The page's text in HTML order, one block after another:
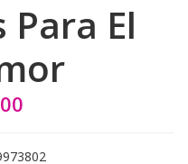
Para El